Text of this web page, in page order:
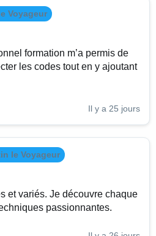
Voyageur
formation m’a permis de
les codes tout en y ajoutant
Il y a 25 jours
le Voyageur
et variés. Je découvre chaque
passionnantes.